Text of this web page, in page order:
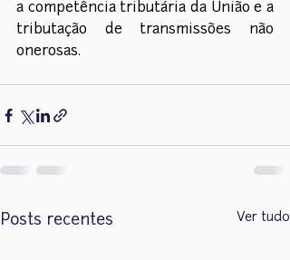
a competência tributária da União e a
tributação de transmissões não
onerosas.
Posts recentes Ver tudo